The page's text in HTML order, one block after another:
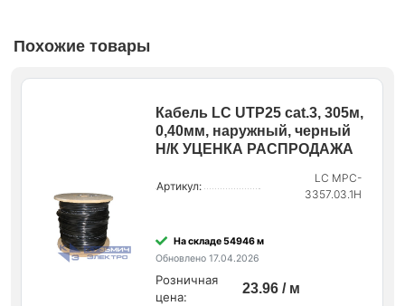
Похожие товары
Кабель LC UTP25 cat.3, 305м,
0,40мм, наружный, черный
Н/К УЦЕНКА РАСПРОДАЖА
Артикул:
LC MPC-
3357.03.1H
На складе 54946 м
Обновлено 17.04.2026
Розничная
цена:
23.96 / м